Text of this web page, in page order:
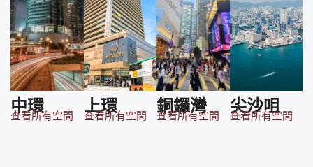
中環
查看所有空間 上環
查看所有空間 銅鑼灣
查看所有空間 尖沙咀
查看所有空間